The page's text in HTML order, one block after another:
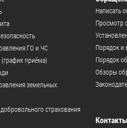
ГО и ЧС
приёма)
земельных
страхования
Написать
Просмотр
Порядок и
Порядок
Обзоры
Контакты